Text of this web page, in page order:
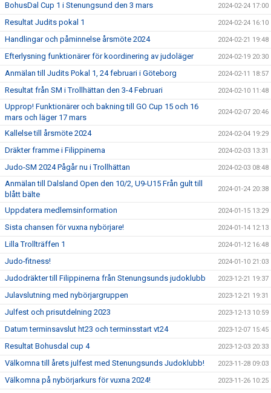
BohusDal Cup 1 i Stenungsund den 3 mars 2024-02-24 17:00
Resultat Judits pokal 1 2024-02-24 16:10
Handlingar och påminnelse årsmöte 2024 2024-02-21 19:48
Efterlysning funktionärer för koordinering av judoläger 2024-02-19 20:30
Anmälan till Judits Pokal 1, 24 februari i Göteborg 2024-02-11 18:57
Resultat från SM i Trollhättan den 3-4 Februari 2024-02-10 11:48
Upprop! Funktionärer och bakning till GO Cup 15 och 16
mars och läger 17 mars
2024-02-07 20:46
Kallelse till årsmöte 2024 2024-02-04 19:29
Dräkter framme i Filippinerna 2024-02-03 13:31
Judo-SM 2024 Pågår nu i Trollhättan 2024-02-03 08:48
Anmälan till Dalsland Open den 10/2, U9-U15 Från gult till
blått bälte
2024-01-24 20:38
Uppdatera medlemsinformation 2024-01-15 13:29
Sista chansen för vuxna nybörjare! 2024-01-14 12:13
Lilla Trollträffen 1 2024-01-12 16:48
Judo-fitness! 2024-01-10 21:03
Judodräkter till Filippinerna från Stenungsunds judoklubb 2023-12-21 19:37
Julavslutning med nybörjargruppen 2023-12-21 19:31
Julfest och prisutdelning 2023 2023-12-13 10:59
Datum terminsavslut ht23 och terminsstart vt24 2023-12-07 15:45
Resultat Bohusdal cup 4 2023-12-03 20:33
Välkomna till årets julfest med Stenungsunds Judoklubb! 2023-11-28 09:03
Välkomna på nybörjarkurs för vuxna 2024! 2023-11-26 10:25